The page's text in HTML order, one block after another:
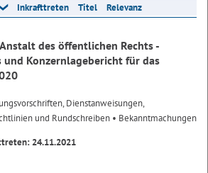
Inkrafttreten Titel Relevanz
des öffentlichen Rechts -
und Konzernlagebericht für das
Dienstanweisungen,
und Rundschreiben • Bekanntmachungen
24.11.2021